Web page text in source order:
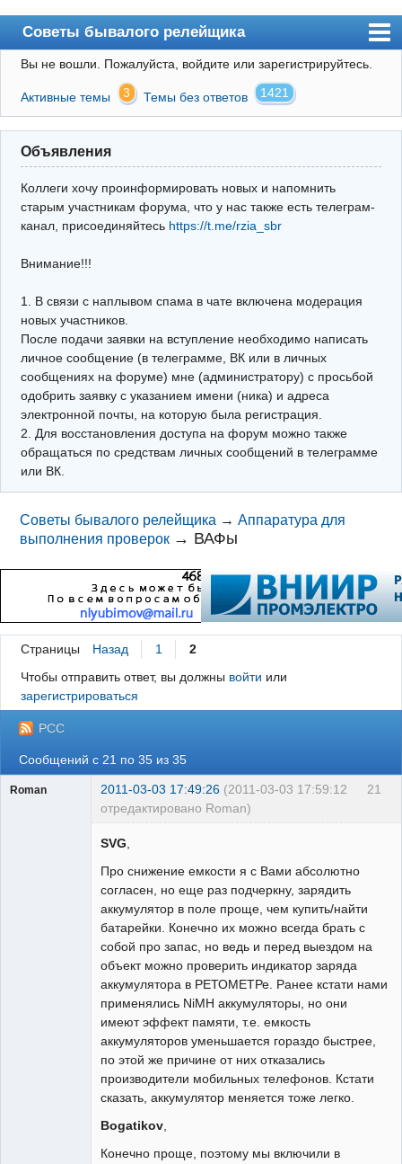
Советы бывалого релейщика
Форум
Правила
Поиск
Регистрация
Архив
Почта
Поиск релейщика
Видео РЗиА
Фотохостинг
Телеграм
Вы не вошли. Пожалуйста, войдите или зарегистрируйтесь.
Активные темы 3 Темы без ответов 1421
Объявления
Коллеги хочу проинформировать новых и напомнить
старым участникам форума, что у нас также есть телеграм-
канал, присоединяйтесь https://t.me/rzia_sbr
Внимание!!!
1. В связи с наплывом спама в чате включена модерация
новых участников.
После подачи заявки на вступление необходимо написать
личное сообщение (в телеграмме, ВК или в личных
сообщениях на форуме) мне (администратору) с просьбой
одобрить заявку с указанием имени (ника) и адреса
электронной почты, на которую была регистрация.
2. Для восстановления доступа на форум можно также
обращаться по средствам личных сообщений в телеграмме
или ВК.
Советы бывалого релейщика →Аппаратура для
выполнения проверок → ВАФы
Страницы Назад 1
2
Чтобы отправить ответ, вы должны войти или
зарегистрироваться
РСС
Сообщений с 21 по 35 из 35
21
Roman 2011-03-03 17:49:26 (2011-03-03 17:59:12
отредактировано Roman)
SVG
Про снижение емкости я с Вами абсолютно
согласен, но еще раз подчеркну, зарядить
аккумулятор в поле проще, чем купить/найти
батарейки. Конечно их можно всегда брать с
собой про запас, но ведь и перед выездом на
объект можно проверить индикатор заряда
аккумулятора в РЕТОМЕТРе. Ранее кстати нами
применялись NiMH аккумуляторы, но они
имеют эффект памяти, т.е. емкость
аккумуляторов уменьшается гораздо быстрее,
по этой же причине от них отказались
производители мобильных телефонов. Кстати
сказать, аккумулятор меняется тоже легко.
Bogatikov
Конечно проще, поэтому мы включили в